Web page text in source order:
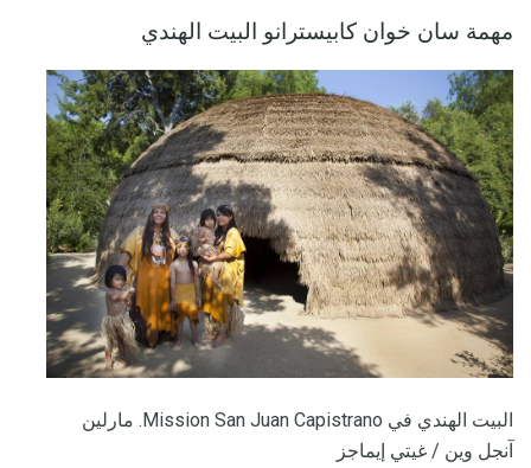
مهمة سان خوان كابيسترانو البيت الهندي
البيت الهندي في Mission San Juan Capistrano. مارلين
آنجل وين / غيتي إيماجز